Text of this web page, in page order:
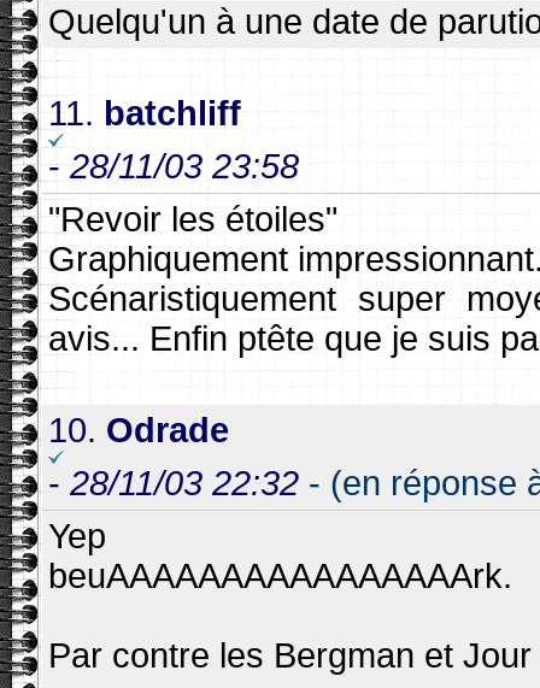
Quelqu'un à une date de
11. batchliff
-28/11/03 23:58
"Revoir les étoiles"
Graphiquement
Scénaristiquement super
avis... Enfin ptête que je suis
10. Odrade
- 28/11/03 22:32 - (en réponse
Yep
beuAAAAAAAAAAAAAAAArk.
Par contre les Bergman et